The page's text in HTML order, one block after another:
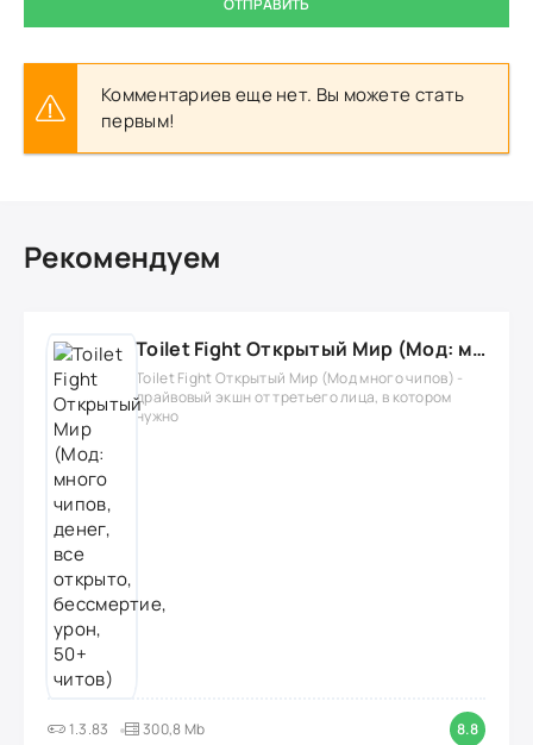
Комментариев еще нет. Вы можете стать
первым!
Рекомендуем
Toilet Fight Открытый Мир (Мод: много чипов, денег, все открыто, бессмертие, урон, 50+ читов)
Toilet Fight Открытый Мир (Мод много чипов) -
драйвовый экшн от третьего лица, в котором
нужно
1.3.83 300,8 Mb 8.8